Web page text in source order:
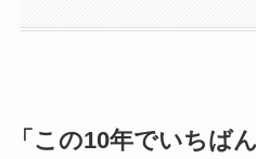
「この10年でいちば